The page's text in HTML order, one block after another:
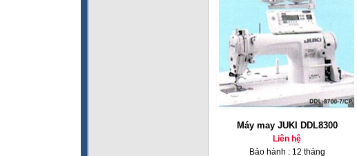
Máy may JUKI DDL8300
Liên hệ
Bảo hành : 12 tháng